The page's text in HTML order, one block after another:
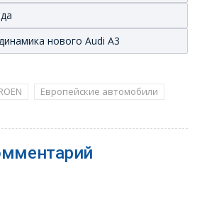
нового Audi А3
Европейские автомобили